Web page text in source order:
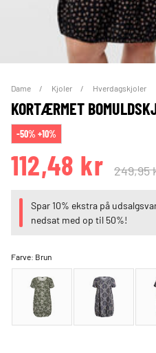
Dame Kjoler Hverdagskjoler
KORTÆRMET
-50% +10%
112,48 kr 249,95
Spar 10% ekstra på
nedsat med op til 50%!
Farve: Brun